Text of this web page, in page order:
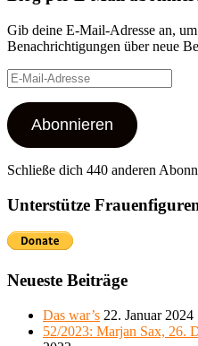
Gib deine E-Mail-Adresse an,
Benachrichtigungen über neue
E-
Mail-
Adresse
Abonnieren
Schließe dich 440 anderen
Unterstütze
Neueste Beiträge
Das war’s 22. Januar 2024
52/2023: Marjan Sax, 26.